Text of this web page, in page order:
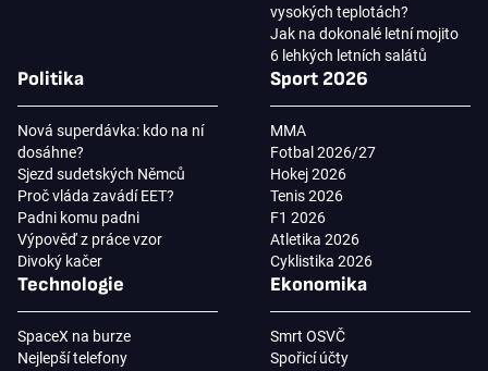
vysokých teplotách?
Jak na dokonalé letní mojito
6 lehkých letních salátů
Politika
Nová superdávka: kdo na ní
dosáhne?
Sjezd sudetských Němců
Proč vláda zavádí EET?
Padni komu padni
Výpověď z práce vzor
Divoký kačer
Sport 2026
MMA
Fotbal 2026/27
Hokej 2026
Tenis 2026
F1 2026
Atletika 2026
Cyklistika 2026
Technologie
SpaceX na burze
Nejlepší telefony
Ekonomika
Smrt OSVČ
Spořicí účty